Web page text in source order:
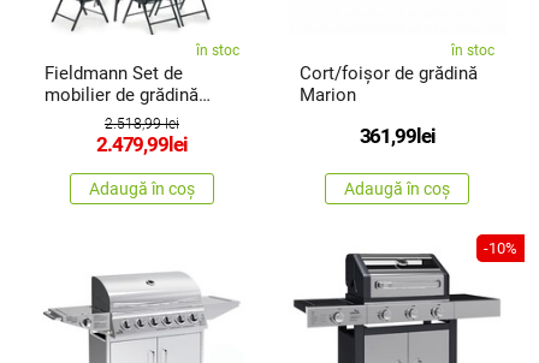
în stoc
Fieldmann Set de
mobilier de grădină
MELISA LIGHT
2.518,99 lei
2.479,99 lei
Adaugă în coș
în stoc
Cort/foișor de grădină
Marion
361,99 lei
Adaugă în coș
-10%